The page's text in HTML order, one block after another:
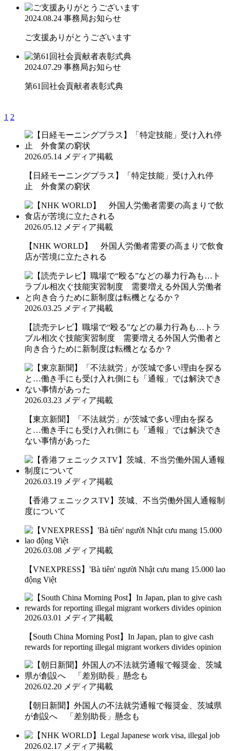
2024.08.24 事務局お知らせ
ご支援ありがとうございます
2024.07.29 事務局お知らせ
第61回社会貢献者表彰式典
1 2
2026.05.14 メディア掲載
【日経モーニングプラス】「特定技能」受け入れ停
止 外食業の窮状
2026.05.12 メディア掲載
【NHK WORLD】 外国人労働者需要の高まりで飲食
店が苦境に立たされる
2026.03.25 メディア掲載
【読売テレビ】職場で“殴る”などの暴力行為も…トラ
ブル相次ぐ技能実習制度 需要増える外国人労働者と
向き合うために新制度は転機となるか？
2026.03.23 メディア掲載
【東京新聞】「不法就労」が茨城で多い理由を探る
と…働き手にも受け入れ側にも「通報」では解決でき
ない事情があった
2026.03.19 メディア掲載
【香港フェニックスTV】茨城、不当労働外国人通報制
度について
2026.03.08 メディア掲載
【VNEXPRESS】'Bà tiên' người Nhật cưu mang 15.000 lao
động Việt
2026.03.01 メディア掲載
【South China Morning Post】In Japan, plan to give cash
rewards for reporting illegal migrant workers divides opinion
2026.02.20 メディア掲載
【朝日新聞】外国人の不法就労通報で報奨金、茨城県
が創設へ 「差別助長」懸念も
2026.02.17 メディア掲載